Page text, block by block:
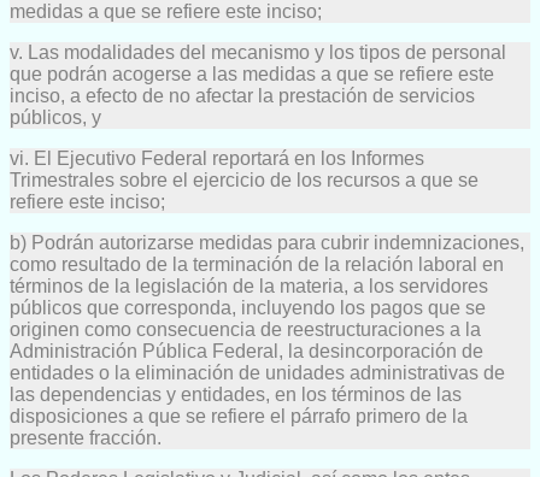
medidas a que se refiere este inciso;
v. Las modalidades del mecanismo y los tipos de personal
que podrán acogerse a las medidas a que se refiere este
inciso, a efecto de no afectar la prestación de servicios
públicos, y
vi. El Ejecutivo Federal reportará en los Informes
Trimestrales sobre el ejercicio de los recursos a que se
refiere este inciso;
b) Podrán autorizarse medidas para cubrir indemnizaciones,
como resultado de la terminación de la relación laboral en
términos de la legislación de la materia, a los servidores
públicos que corresponda, incluyendo los pagos que se
originen como consecuencia de reestructuraciones a la
Administración Pública Federal, la desincorporación de
entidades o la eliminación de unidades administrativas de
las dependencias y entidades, en los términos de las
disposiciones a que se refiere el párrafo primero de la
presente fracción.